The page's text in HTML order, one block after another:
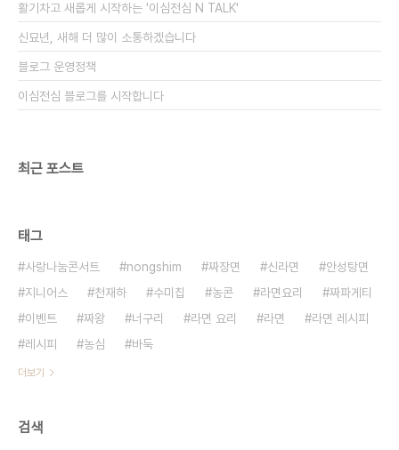
활기차고 새롭게 시작하는 '이심전심 N TALK'
신묘년, 새해 더 많이 소통하겠습니다
블로그 운영정책
이심전심 블로그를 시작합니다
최근 포스트
태그
사랑나눔콘서트 nongshim 짜장면 신라면
안성탕면
지니어스
천재하 수미칩 농콘 라면요리
짜파게티
이벤트
짜왕 너구리 라면 요리 라면
라면 레시피
레시피
농심 바둑
더보기
검색